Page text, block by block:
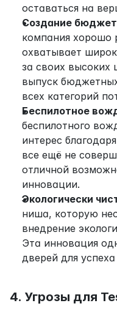
оставаться на
Создание
компания хорошо
охватывает
за своих высоких
выпуск
всех категорий
Беспилотное
беспилотного
интерес
все ещё не
отличной
инновации.
Экологически
ниша, которую
внедрение
Эта инновация
дверей для
4. Угрозы для